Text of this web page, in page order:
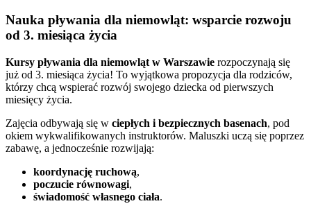
Nauka pływania dla niemowląt: wsparcie rozwoju
od 3. miesiąca życia
Kursy pływania dla niemowląt w Warszawie rozpoczynają się
już od 3. miesiąca życia! To wyjątkowa propozycja dla rodziców,
którzy chcą wspierać rozwój swojego dziecka od pierwszych
miesięcy życia.
Zajęcia odbywają się w ciepłych i bezpiecznych basenach, pod
okiem wykwalifikowanych instruktorów. Maluszki uczą się poprzez
zabawę, a jednocześnie rozwijają:
koordynację ruchową,
poczucie równowagi,
świadomość własnego ciała.